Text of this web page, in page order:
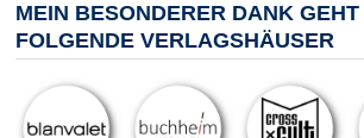
MEIN BESONDERER DANK GEHT
FOLGENDE VERLAGSHÄUSER